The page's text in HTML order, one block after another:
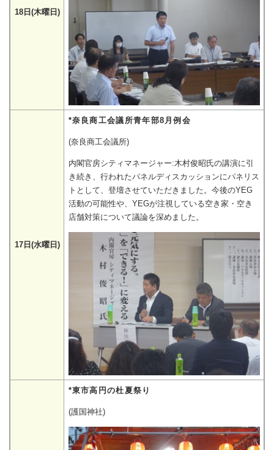
18日(木曜日)
17日(水曜日)
*奈良商工会議所青年部8月例会
(奈良商工会議所)
内閣官房シティマネージャー:木村俊昭氏の講演に引
き続き、行われたパネルディスカッションにパネリス
トとして、登壇させていただきました。今後のYEG
活動の可能性や、YEGが注視している空き家・空き
店舗対策について議論を深めました。
*東市高円の杜夏祭り
(護国神社)